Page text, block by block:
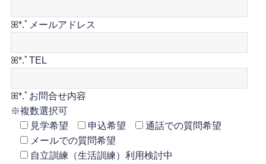
ꕤ*.ﾟメールアドレス
ꕤ*.ﾟTEL
ꕤ*.ﾟお問合せ内容
※複数選択可
見学希望
申込希望
通話での質問希望
メールでの質問希望
自立訓練（生活訓練）利用検討中